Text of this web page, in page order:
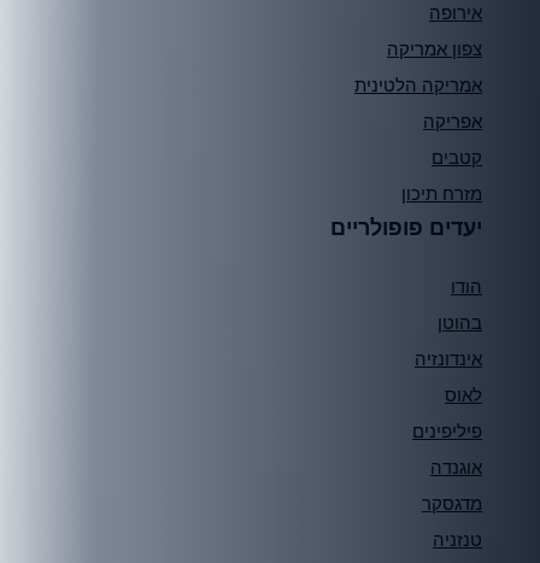
אירופה
צפון אמריקה
אמריקה הלטינית
אפריקה
קטבים
מזרח תיכון
יעדים פופולריים
בהוטן
אינדונזיה
לאוס
פיליפינים
אוגנדה
מדגסקר
טנזניה